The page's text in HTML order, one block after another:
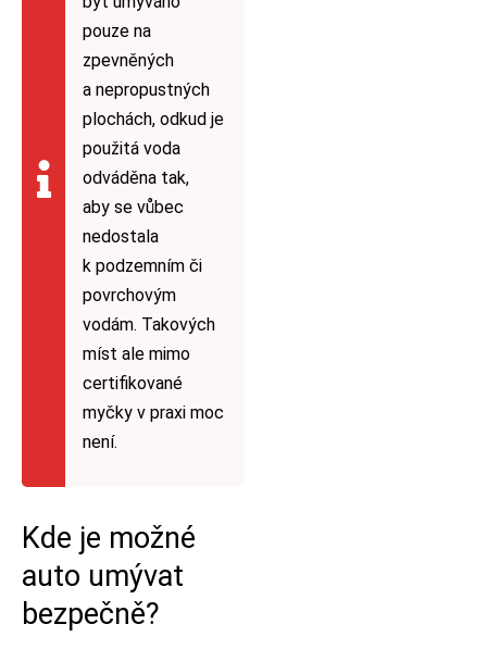
pouze na
zpevněných
a nepropustných
plochách, odkud je
použitá voda
odváděna tak,
aby se vůbec
nedostala
k podzemním či
povrchovým
vodám. Takových
míst ale mimo
certifikované
myčky v praxi moc
není.
Kde je možné
auto umývat
bezpečně?